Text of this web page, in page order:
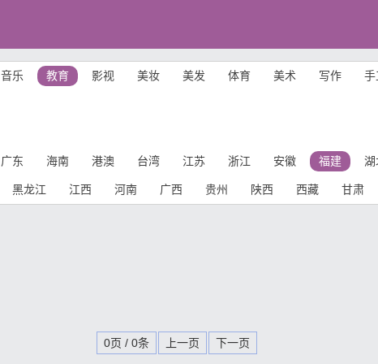
音乐 教育 影视 美妆 美发 体育 美术 写作 手
广东 海南 港澳 台湾 江苏 浙江 安徽 福建 湖
黑龙江 江西 河南 广西 贵州 陕西 西藏 甘肃
0页 / 0条 上一页 下一页